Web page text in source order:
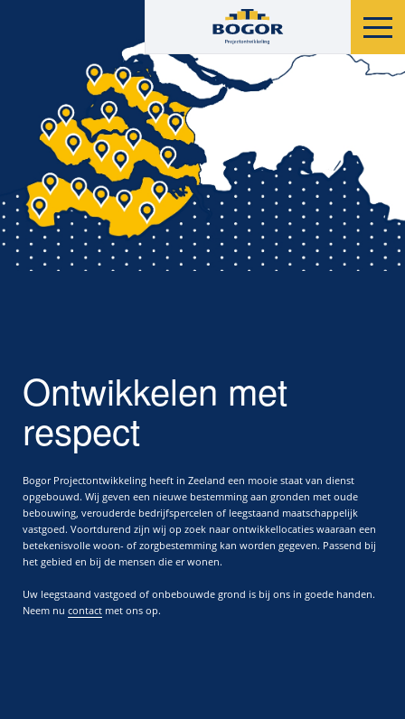
Ontwikkelen met
respect
Bogor Projectontwikkeling heeft in Zeeland een mooie staat van dienst
opgebouwd. Wij geven een nieuwe bestemming aan gronden met oude
bebouwing, verouderde bedrijfspercelen of leegstaand maatschappelijk
vastgoed. Voortdurend zijn wij op zoek naar ontwikkellocaties waaraan een
betekenisvolle woon- of zorgbestemming kan worden gegeven. Passend bij
het gebied en bij de mensen die er wonen.
Uw leegstaand vastgoed of onbebouwde grond is bij ons in goede handen.
Neem nu contact met ons op.